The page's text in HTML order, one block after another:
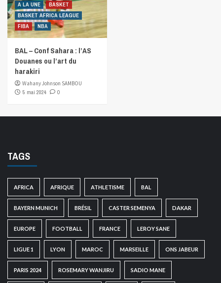
A LA UNE
BASKET
BASKET AFRICA LEAGUE
FIBA
NBA
BAL – Conf Sahara : l’AS
Douanes ou l’art du
harakiri
Wahany Johnson SAMBOU
5 mai 2024
0
TAGS
AFRICA AFRIQUE ATHLETISME BAL
BAYERN MUNICH BRÉSIL CASTER SEMENYA DAKAR
EUROPE FOOTBALL FRANCE LEROY SANE
LIGUE 1 LYON MAROC MARSEILLE ONS JABEUR
PARIS 2024 ROSEMARY WANJIRU SADIO MANE